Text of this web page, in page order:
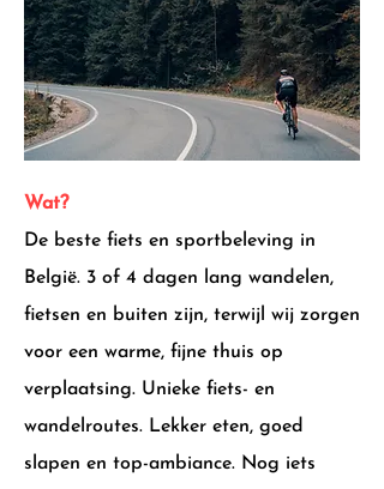
Wat?
De beste fiets en sportbeleving in
België. 3 of 4 dagen lang wandelen,
fietsen en buiten zijn, terwijl wij zorgen
voor een warme, fijne thuis op
verplaatsing. Unieke fiets- en
wandelroutes. Lekker eten, goed
slapen en top-ambiance. Nog iets